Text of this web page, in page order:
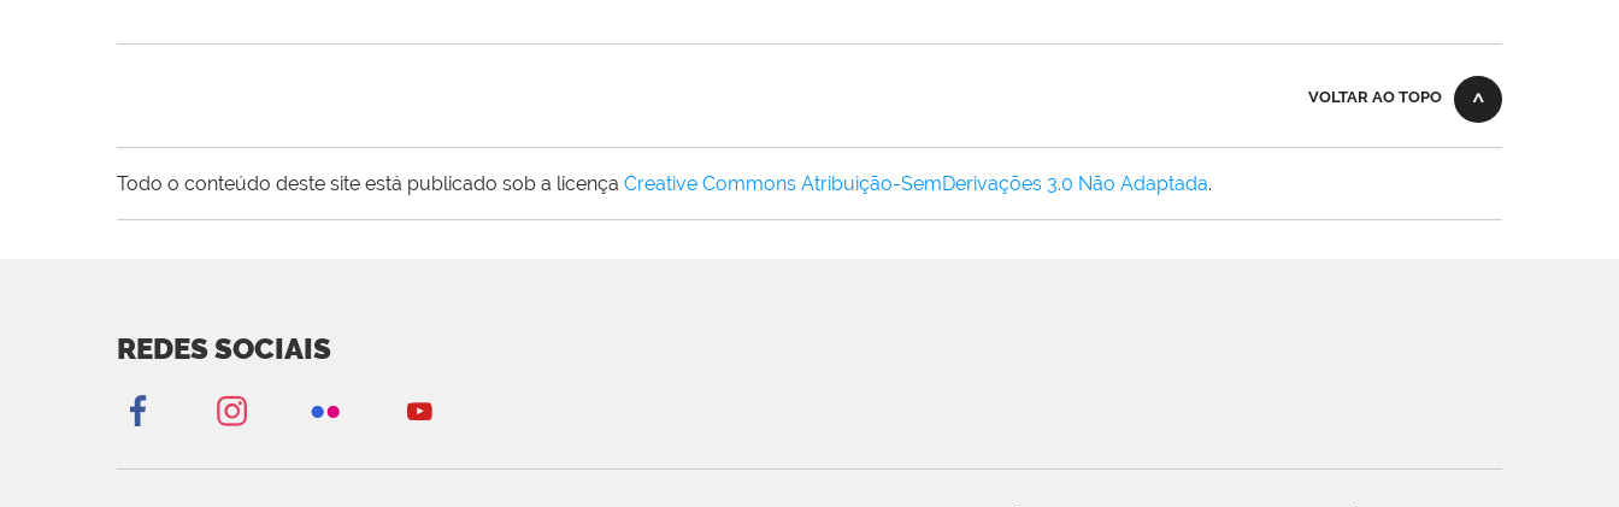
VOLTAR AO TOPO
Todo o conteúdo deste site está publicado sob a licença Creative Commons Atribuição-SemDerivações 3.0 Não Adaptada.
REDES SOCIAIS